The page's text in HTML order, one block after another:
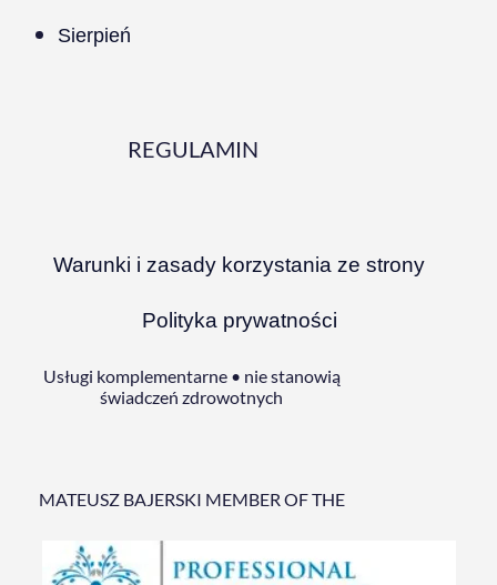
Sierpień
REGULAMIN
Warunki i zasady korzystania ze strony
Polityka prywatności
Usługi komplementarne • nie stanowią
świadczeń zdrowotnych
MATEUSZ BAJERSKI MEMBER OF THE